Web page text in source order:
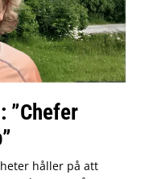
”Chefer
håller på att